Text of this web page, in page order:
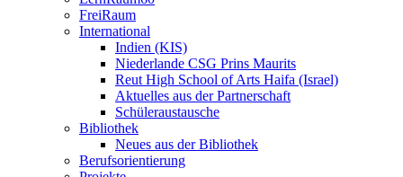
FreiRaum
International
Indien (KIS)
Niederlande CSG Prins Maurits
Reut High School of Arts Haifa (Israel)
Aktuelles aus der Partnerschaft
Schüleraustausche
Bibliothek
Neues aus der Bibliothek
Berufsorientierung